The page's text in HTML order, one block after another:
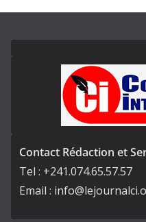
Contact Rédaction et
Tel : +241.074.65.57.57
Email :